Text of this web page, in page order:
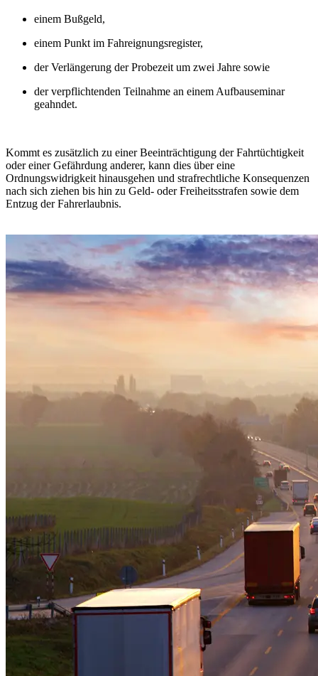
einem Bußgeld,
einem Punkt im Fahreignungsregister,
der Verlängerung der Probezeit um zwei Jahre sowie
der verpflichtenden Teilnahme an einem Aufbauseminar
geahndet.
Kommt es zusätzlich zu einer Beeinträchtigung der Fahrtüchtigkeit
oder einer Gefährdung anderer, kann dies über eine
Ordnungswidrigkeit hinausgehen und strafrechtliche Konsequenzen
nach sich ziehen bis hin zu Geld- oder Freiheitsstrafen sowie dem
Entzug der Fahrerlaubnis.